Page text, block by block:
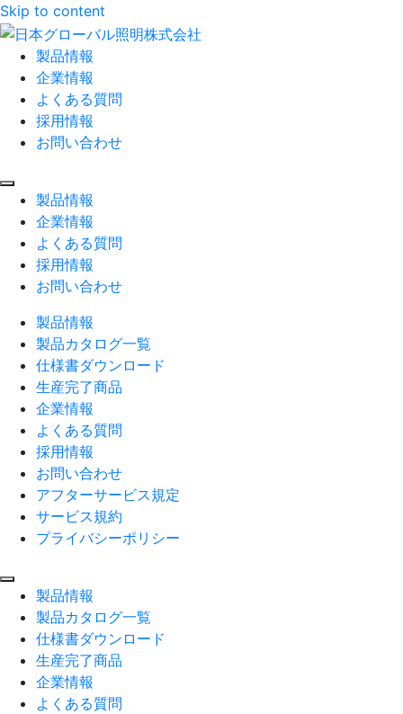
Skip to content
製品情報
企業情報
よくある質問
採用情報
お問い合わせ
製品情報
企業情報
よくある質問
採用情報
お問い合わせ
製品情報
製品カタログ一覧
仕様書ダウンロード
生産完了商品
企業情報
よくある質問
採用情報
お問い合わせ
アフターサービス規定
サービス規約
プライバシーポリシー
製品情報
製品カタログ一覧
仕様書ダウンロード
生産完了商品
企業情報
よくある質問